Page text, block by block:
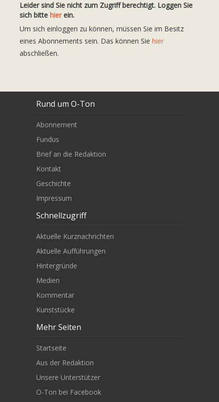
Leider sind Sie nicht zum Zugriff berechtigt. Loggen Sie
sich bitte hierein.
Um sich einloggen zu können, müssen Sie im Besitz
eines Abonnements sein. Das können Sie hier
abschließen.
Rund um O-Ton
Abonnement
Fundus
Brief an die Redaktion
Kontakt
Geschichte
Impressum
Schnellzugriff
Aktuelle Kurznachrichten
Aktuelle Aufführungen
Hintergründe
Medien
Kommentar
Kunststücke
Mehr Seiten
Startseite
Aus der Redaktion
Unsere Unterstützer
O-Ton bei Facebook